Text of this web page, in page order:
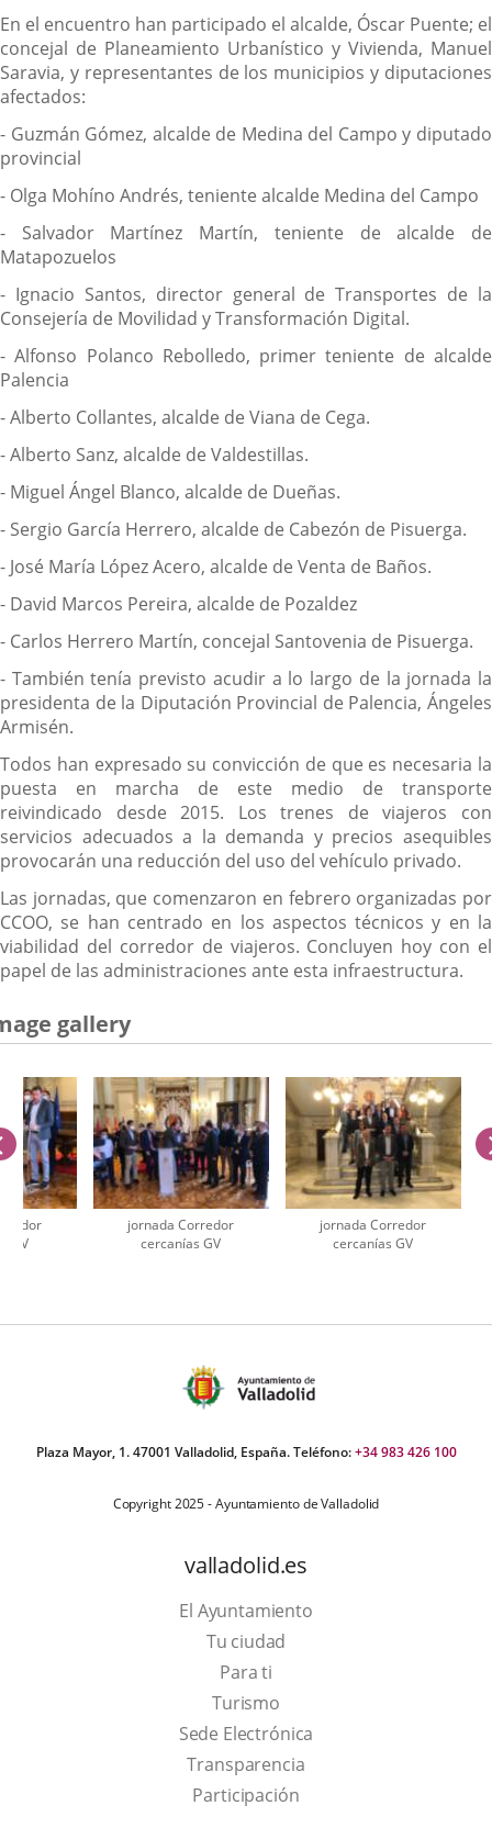
En el encuentro han participado el alcalde, Óscar Puente; el
concejal de Planeamiento Urbanístico y Vivienda, Manuel
Saravia, y representantes de los municipios y diputaciones
afectados:
- Guzmán Gómez, alcalde de Medina del Campo y diputado
provincial
- Olga Mohíno Andrés, teniente alcalde Medina del Campo
- Salvador Martínez Martín, teniente de alcalde de
Matapozuelos
- Ignacio Santos, director general de Transportes de la
Consejería de Movilidad y Transformación Digital.
- Alfonso Polanco Rebolledo, primer teniente de alcalde
Palencia
- Alberto Collantes, alcalde de Viana de Cega.
- Alberto Sanz, alcalde de Valdestillas.
- Miguel Ángel Blanco, alcalde de Dueñas.
- Sergio García Herrero, alcalde de Cabezón de Pisuerga.
- José María López Acero, alcalde de Venta de Baños.
- David Marcos Pereira, alcalde de Pozaldez
- Carlos Herrero Martín, concejal Santovenia de Pisuerga.
- También tenía previsto acudir a lo largo de la jornada la
presidenta de la Diputación Provincial de Palencia, Ángeles
Armisén.
Todos han expresado su convicción de que es necesaria la
puesta en marcha de este medio de transporte
reivindicado desde 2015. Los trenes de viajeros con
servicios adecuados a la demanda y precios asequibles
provocarán una reducción del uso del vehículo privado.
Las jornadas, que comenzaron en febrero organizadas por
CCOO, se han centrado en los aspectos técnicos y en la
viabilidad del corredor de viajeros. Concluyen hoy con el
papel de las administraciones ante esta infraestructura.
gallery
GV
jornada Corredor
cercanías GV
jornada Corredor
cercanías GV
previus
Plaza Mayor, 1. 47001 Valladolid, España. Teléfono:+34 983 426 100
Copyright 2025 - Ayuntamiento de Valladolid
valladolid.es
El Ayuntamiento
Tu ciudad
Para ti
TurismoThis
link
will
open
Sede Electrónica
Transparencia
Participación